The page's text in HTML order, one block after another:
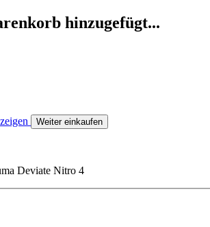
hinzugefügt...
Weiter einkaufen
Deviate Nitro 4